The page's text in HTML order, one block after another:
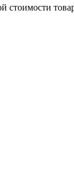
стоимости